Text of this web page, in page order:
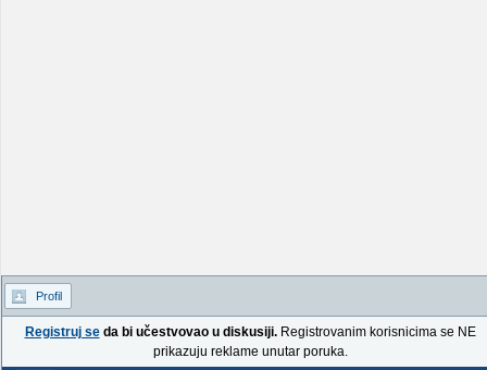
Profil
Registruj seda bi učestvovao u diskusiji.Registrovanim korisnicima se NE
prikazuju reklame unutar poruka.